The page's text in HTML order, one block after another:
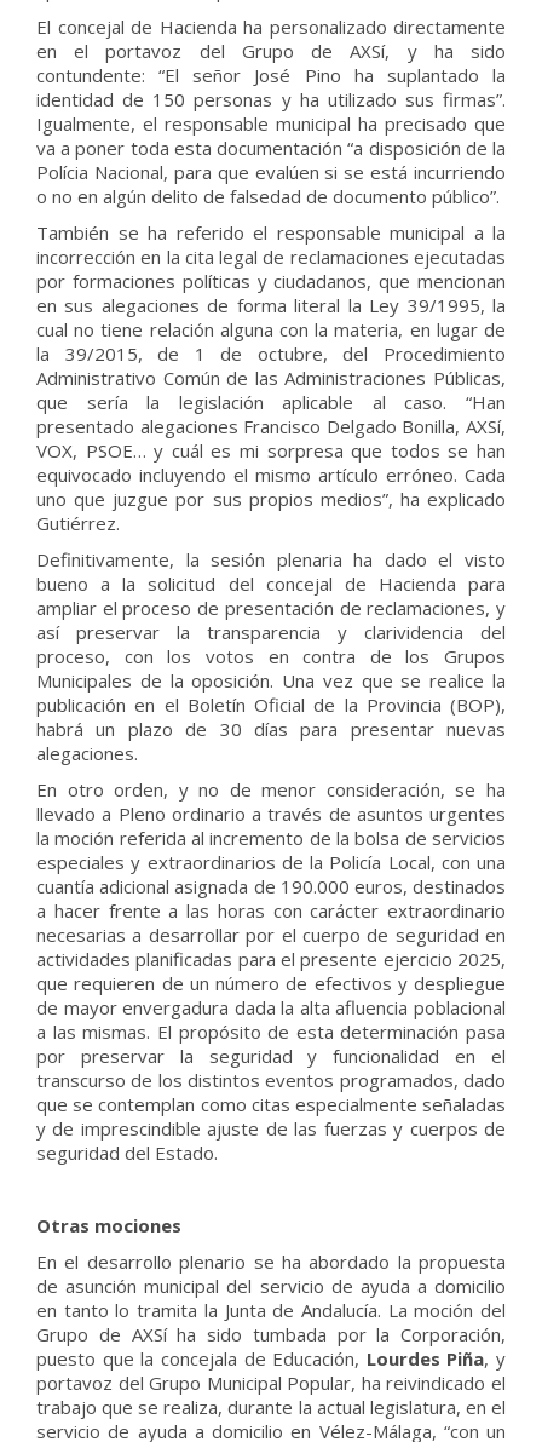
El concejal de Hacienda ha personalizado directamente
en el portavoz del Grupo de AXSí, y ha sido
contundente: “El señor José Pino ha suplantado la
identidad de 150 personas y ha utilizado sus firmas”.
Igualmente, el responsable municipal ha precisado que
va a poner toda esta documentación “a disposición de la
Polícia Nacional, para que evalúen si se está incurriendo
o no en algún delito de falsedad de documento público”.
También se ha referido el responsable municipal a la
incorrección en la cita legal de reclamaciones ejecutadas
por formaciones políticas y ciudadanos, que mencionan
en sus alegaciones de forma literal la Ley 39/1995, la
cual no tiene relación alguna con la materia, en lugar de
la 39/2015, de 1 de octubre, del Procedimiento
Administrativo Común de las Administraciones Públicas,
que sería la legislación aplicable al caso. “Han
presentado alegaciones Francisco Delgado Bonilla, AXSí,
VOX, PSOE… y cuál es mi sorpresa que todos se han
equivocado incluyendo el mismo artículo erróneo. Cada
uno que juzgue por sus propios medios”, ha explicado
Gutiérrez.
Definitivamente, la sesión plenaria ha dado el visto
bueno a la solicitud del concejal de Hacienda para
ampliar el proceso de presentación de reclamaciones, y
así preservar la transparencia y clarividencia del
proceso, con los votos en contra de los Grupos
Municipales de la oposición. Una vez que se realice la
publicación en el Boletín Oficial de la Provincia (BOP),
habrá un plazo de 30 días para presentar nuevas
alegaciones.
En otro orden, y no de menor consideración, se ha
llevado a Pleno ordinario a través de asuntos urgentes
la moción referida al incremento de la bolsa de servicios
especiales y extraordinarios de la Policía Local, con una
cuantía adicional asignada de 190.000 euros, destinados
a hacer frente a las horas con carácter extraordinario
necesarias a desarrollar por el cuerpo de seguridad en
actividades planificadas para el presente ejercicio 2025,
que requieren de un número de efectivos y despliegue
de mayor envergadura dada la alta afluencia poblacional
a las mismas. El propósito de esta determinación pasa
por preservar la seguridad y funcionalidad en el
transcurso de los distintos eventos programados, dado
que se contemplan como citas especialmente señaladas
y de imprescindible ajuste de las fuerzas y cuerpos de
seguridad del Estado.
Otras mociones
En el desarrollo plenario se ha abordado la propuesta
de asunción municipal del servicio de ayuda a domicilio
en tanto lo tramita la Junta de Andalucía. La moción del
Grupo de AXSí ha sido tumbada por la Corporación,
puesto que la concejala de Educación, Lourdes Piña, y
portavoz del Grupo Municipal Popular, ha reivindicado el
trabajo que se realiza, durante la actual legislatura, en el
servicio de ayuda a domicilio en Vélez-Málaga, “con un